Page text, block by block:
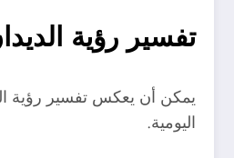
تفسير رؤية
يمكن أن يعكس تفسير رؤية
اليومية.